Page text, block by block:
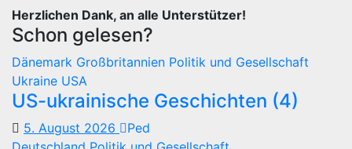
Herzlichen Dank, an alle Unterstützer!
Schon gelesen?
Dänemark Großbritannien Politik und Gesellschaft
Ukraine USA
US-ukrainische Geschichten (4)
5. August 2026
Ped